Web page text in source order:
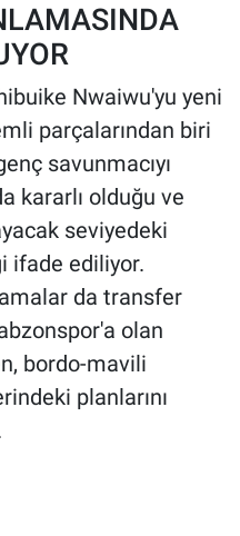
Nwaiwu'yu yeni
parçalarından biri
savunmacıyı
kararlı olduğu ve
seviyedeki
ifade ediliyor.
da transfer
olan
bordo-mavili
planlarını